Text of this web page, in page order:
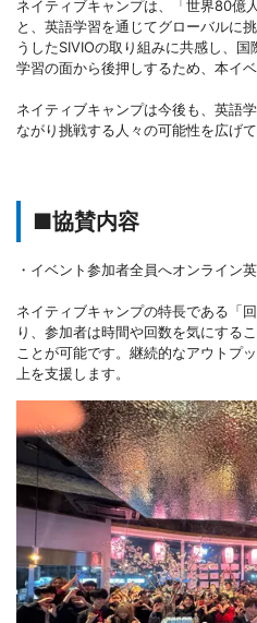
ネイティブキャンプは、「世界80億
と、英語学習を通じてグローバルに
うしたSIVIOの取り組みに共感し、
学習の面から後押しするため、本イ
ネイティブキャンプは今後も、英語
ながり挑戦する人々の可能性を広げて
■協賛内容
・イベント参加者全員へオンライン
ネイティブキャンプの特長である「
り、参加者は時間や回数を気にする
ことが可能です。継続的なアウトプ
上を支援します。